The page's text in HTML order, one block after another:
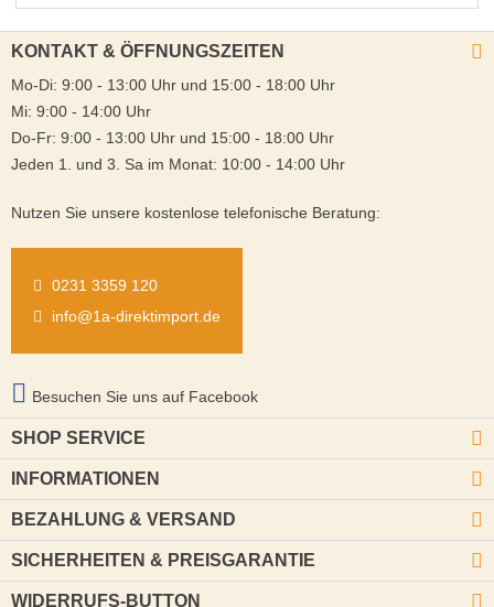
KONTAKT & ÖFFNUNGSZEITEN
Mo-Di: 9:00 - 13:00 Uhr und 15:00 - 18:00 Uhr
Mi: 9:00 - 14:00 Uhr
Do-Fr: 9:00 - 13:00 Uhr und 15:00 - 18:00 Uhr
Jeden 1. und 3. Sa im Monat: 10:00 - 14:00 Uhr
Nutzen Sie unsere kostenlose telefonische Beratung:
0231 3359 120
info@1a-direktimport.de
Besuchen Sie uns auf Facebook
SHOP SERVICE
INFORMATIONEN
BEZAHLUNG & VERSAND
SICHERHEITEN & PREISGARANTIE
WIDERRUFS-BUTTON